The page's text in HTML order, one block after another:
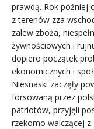
prawdą. Rok później
z terenów zza
zalew zboża,
żywnościowych i
dopiero początek
ekonomicznych i
Niesnaski zaczęły
forsowaną przez
patriotów, przyjęli
rzekomo walczącej z